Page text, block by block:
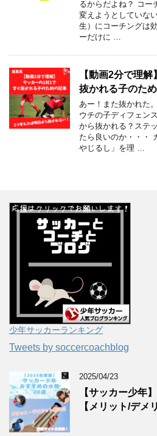
るからだよね？ コー
変えようとしていな
生）にコーチングは
ーだけに …
【動画2分で理
抜かれる子のた
あー！また抜かれた
ウチの子ディフェン
から抜かれる？ステ
たら良いのか・・・
やじるし」を理 …
少年サッカーランキング
Tweets by soccercoachblog
2025/04/23
【サッカー少年
【メリット/デメ